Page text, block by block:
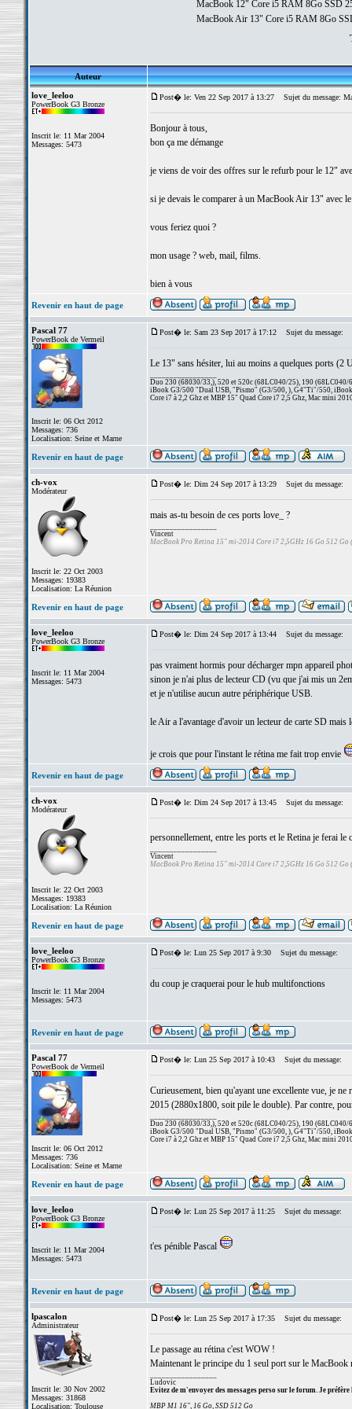
MacBook 12" Core i5 RAM 8Go SSD
MacBook Air 13" Core i5 RAM 8Go
Auteur
love_leeloo
PowerBook G3 Bronze
Inscrit le: 11 Mar 2004
Messages: 5473
Post� le: Ven 22 Sep 2017 à 13:27 Sujet du message:
Bonjour à tous,
bon ça me démange
je viens de voir des offres sur le refurb pour le 12"
si je devais le comparer à un MacBook Air 13" avec
vous feriez quoi ?
mon usage ? web, mail, films.
bien à vous
Revenir en haut de page
Pascal 77
PowerBook de Vermeil
Inscrit le: 06 Oct 2012
Messages: 736
Localisation: Seine et Marne
Post� le: Sam 23 Sep 2017 à 17:12 Sujet du message:
Le 13" sans hésiter, lui au moins a quelques ports (2
Duo 230 (68030/33,), 520 et 520c (68LC040/25), 190 (68LC040/
iBook G3/500 "Dual USB, "Pismo" (G3/500, ), G4"Ti"/550,
Core i7 à 2,2 Ghz et MBP 15" Quad Core i7 2,5 Ghz, Mac mini
Revenir en haut de page
ch-vox
Modérateur
Inscrit le: 22 Oct 2003
Messages: 19383
Localisation: La Réunion
Post� le: Dim 24 Sep 2017 à 13:29 Sujet du message:
mais as-tu besoin de ces ports love_ ?
Vincent
MacBook Pro Retina 15" mi-2014 Core i7 2,5GHz 16 Go 512 Go
Revenir en haut de page
love_leeloo
PowerBook G3 Bronze
Inscrit le: 11 Mar 2004
Messages: 5473
Post� le: Dim 24 Sep 2017 à 13:44 Sujet du message:
pas vraiment hormis pour décharger mpn appareil
sinon je n'ai plus de lecteur CD (vu que j'ai mis un
et je n'utilise aucun autre périphérique USB.
le Air a l'avantage d'avoir un lecteur de carte SD mais
je crois que pour l'instant le rétina me fait trop envie
Revenir en haut de page
ch-vox
Modérateur
Inscrit le: 22 Oct 2003
Messages: 19383
Localisation: La Réunion
Post� le: Dim 24 Sep 2017 à 13:45 Sujet du message:
personnellement, entre les ports et le Retina je ferai
Vincent
MacBook Pro Retina 15" mi-2014 Core i7 2,5GHz 16 Go 512 Go
Revenir en haut de page
love_leeloo
PowerBook G3 Bronze
Inscrit le: 11 Mar 2004
Messages: 5473
Post� le: Lun 25 Sep 2017 à 9:30 Sujet du message:
du coup je craquerai pour le hub multifonctions
Revenir en haut de page
Pascal 77
PowerBook de Vermeil
Inscrit le: 06 Oct 2012
Messages: 736
Localisation: Seine et Marne
Post� le: Lun 25 Sep 2017 à 10:43 Sujet du message:
Curieusement, bien qu'ayant une excellente vue, je
2015 (2880x1800, soit pile le double). Par contre,
Duo 230 (68030/33,), 520 et 520c (68LC040/25), 190 (68LC040/
iBook G3/500 "Dual USB, "Pismo" (G3/500, ), G4"Ti"/550,
Core i7 à 2,2 Ghz et MBP 15" Quad Core i7 2,5 Ghz, Mac mini
Revenir en haut de page
love_leeloo
PowerBook G3 Bronze
Inscrit le: 11 Mar 2004
Messages: 5473
Post� le: Lun 25 Sep 2017 à 11:25 Sujet du message:
t'es pénible Pascal
Revenir en haut de page
lpascalon
Administrateur
Inscrit le: 30 Nov 2002
Messages: 31868
Localisation: Toulouse
Post� le: Lun 25 Sep 2017 à 17:35 Sujet du message:
Le passage au rétina c'est WOW !
Maintenant le principe du 1 seul port sur le MacBook
Ludovic
Evitez de m'envoyer des messages perso sur le forum. Je préfère
MBP M1 16", 16 Go, SSD 512 Go